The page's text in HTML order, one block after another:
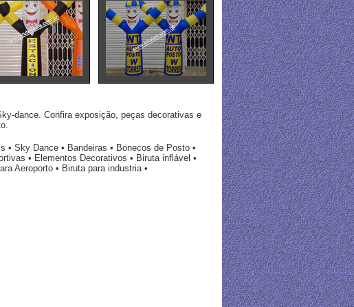
dance. Confira exposição, peças decorativas e
• Sky Dance • Bandeiras • Bonecos de Posto •
• Elementos Decorativos • Biruta inflável •
Aeroporto • Biruta para industria •